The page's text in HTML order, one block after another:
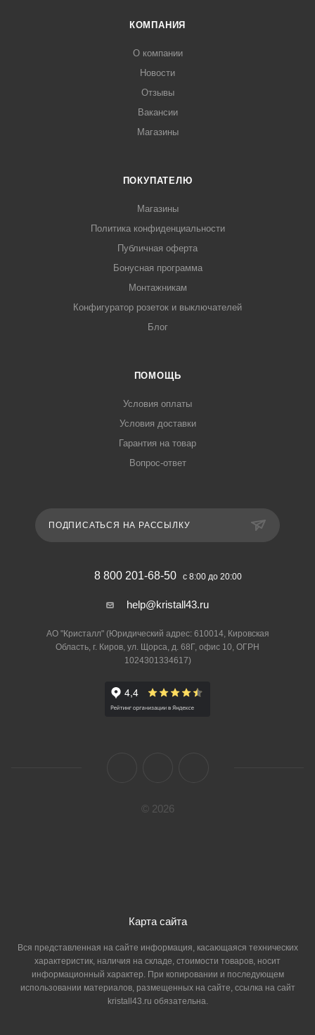
КОМПАНИЯ
О компании
Новости
Отзывы
Вакансии
Магазины
ПОКУПАТЕЛЮ
Магазины
Политика конфиденциальности
Публичная оферта
Бонусная программа
Монтажникам
Конфигуратор розеток и выключателей
Блог
ПОМОЩЬ
Условия оплаты
Условия доставки
Гарантия на товар
Вопрос-ответ
ПОДПИСАТЬСЯ НА РАССЫЛКУ
8 800 201-68-50 с 8:00 до 20:00
help@kristall43.ru
АО "Кристалл" (Юридический адрес: 610014, Кировская
Область, г. Киров, ул. Щорса, д. 68Г, офис 10, ОГРН
1024301334617)
© 2026
Карта сайта
Вся представленная на сайте информация, касающаяся технических
характеристик, наличия на складе, стоимости товаров, носит
информационный характер. При копировании и последующем
использовании материалов, размещенных на сайте, ссылка на сайт
kristall43.ru обязательна.